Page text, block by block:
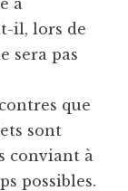
il, lors de
sera pas
que
sont
conviant à
possibles.